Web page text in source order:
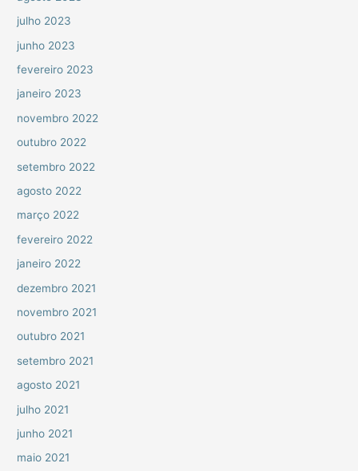
julho 2023
junho 2023
fevereiro 2023
janeiro 2023
novembro 2022
outubro 2022
setembro 2022
agosto 2022
março 2022
fevereiro 2022
janeiro 2022
dezembro 2021
novembro 2021
outubro 2021
setembro 2021
agosto 2021
julho 2021
junho 2021
maio 2021